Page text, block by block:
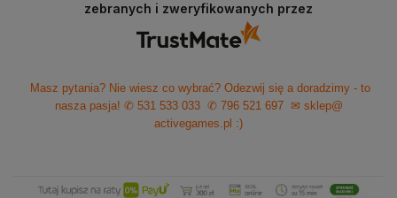
zebranych i zweryfikowanych przez
Masz pytania? Nie wiesz co wybrać? Odezwij się a doradzimy - to
nasza pasja! ✆ 531 533 033 ✆ 796 521 697
✉ sklep@
activegames.pl :)